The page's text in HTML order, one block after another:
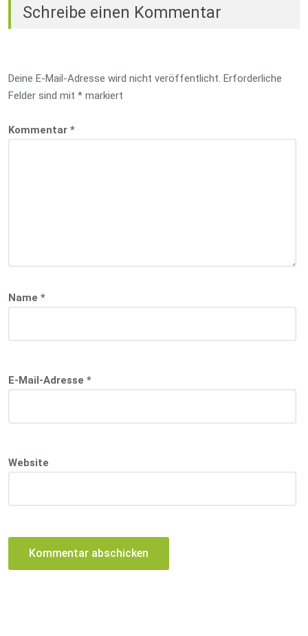
Schreibe einen Kommentar
Deine E-Mail-Adresse wird nicht veröffentlicht. Erforderliche
Felder sind mit * markiert
Kommentar *
Name *
E-Mail-Adresse *
Website